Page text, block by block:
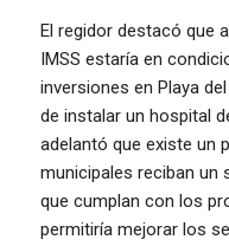
El regidor destacó que
IMSS estaría en
inversiones en Playa
de instalar un hospital
adelantó que existe un
municipales reciban un
que cumplan con los
permitiría mejorar los